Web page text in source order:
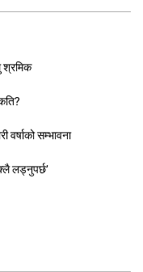
श्रमिक
सम्भावना
लड्नुपर्छ’